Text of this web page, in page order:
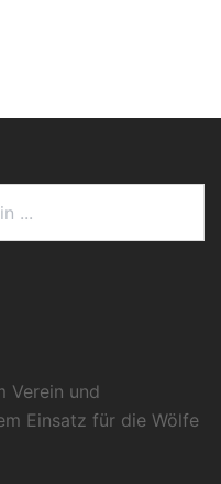
Verein und
Einsatz für die Wölfe